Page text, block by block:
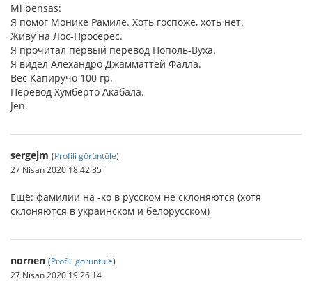
Mi pensas:
Я помог Монике Рамиле. Хоть госпоже, хоть нет.
Живу на Лос-Просерес.
Я прочитал первый перевод Пополь-Вуха.
Я видел Алехандро Джамматтей Фалла.
Вес Капиручо 100 гр.
Перевод Хумберто Акабала.
Jen.
sergejm (Profili görüntüle)
27 Nisan 2020 18:42:35
Ещё: фамилии на -ко в русском не склоняются (хотя
склоняются в украинском и белорусском)
nornen (Profili görüntüle)
27 Nisan 2020 19:26:14